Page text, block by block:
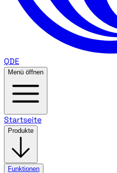
QDE
Menü öffnen
Startseite
Produkte
Funktionen